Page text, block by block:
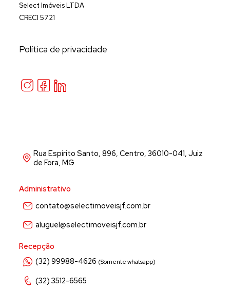
Select Imóveis LTDA
CRECI 5721
Política de privacidade
Rua Espírito Santo, 896, Centro, 36010-041, Juiz
de Fora, MG
Administrativo
contato@selectimoveisjf.com.br
aluguel@selectimoveisjf.com.br
Recepção
(32) 99988-4626 (Somente whatsapp)
(32) 3512-6565